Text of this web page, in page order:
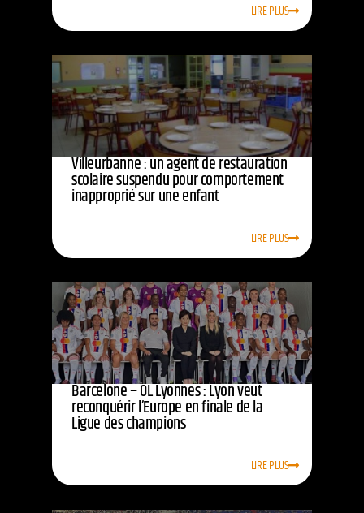
LIRE PLUS
Villeurbanne : un agent de restauration
scolaire suspendu pour comportement
inapproprié sur une enfant
LIRE PLUS
Barcelone – OL Lyonnes : Lyon veut
reconquérir l’Europe en finale de la
Ligue des champions
LIRE PLUS